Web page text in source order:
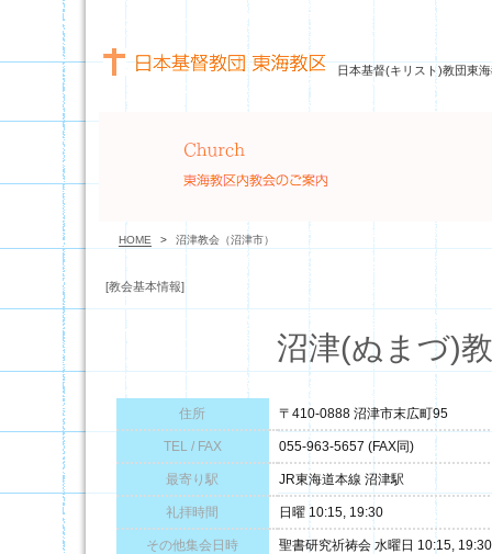
日本基督(キリスト)教団東海
HOME > 沼津教会（沼津市）
[教会基本情報]
沼津(ぬまづ)
住所 〒410-0888 沼津市末広町95
TEL / FAX 055-963-5657 (FAX同)
最寄り駅 JR東海道本線 沼津駅
礼拝時間 日曜 10:15, 19:30
その他集会日時 聖書研究祈祷会 水曜日 10:15, 19:30